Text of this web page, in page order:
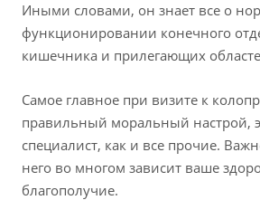
Иными словами, он знает все о
функционировании конечного
кишечника и прилегающих
Самое главное при визите к
правильный моральный настрой,
специалист, как и все прочие.
него во многом зависит ваше
благополучие.